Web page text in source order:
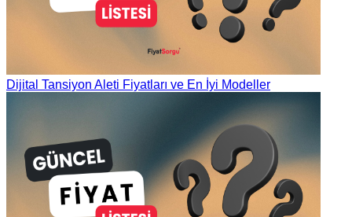
Dijital Tansiyon Aleti Fiyatları ve En İyi Modeller